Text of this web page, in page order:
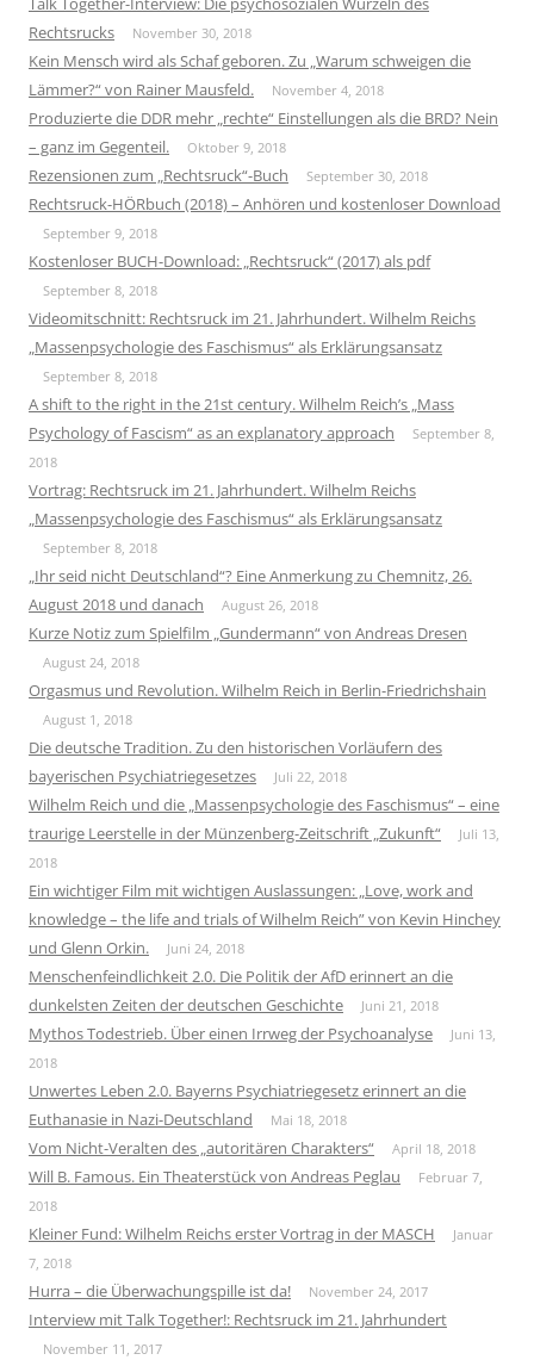
Rechtsrucks
November 30, 2018
Kein Mensch wird als Schaf geboren. Zu „Warum schweigen die
Lämmer?“ von Rainer Mausfeld.
November 4, 2018
Produzierte die DDR mehr „rechte“ Einstellungen als die BRD? Nein
– ganz im Gegenteil.
Oktober 9, 2018
Rezensionen zum „Rechtsruck“-Buch September 30, 2018
Rechtsruck-HÖRbuch (2018) – Anhören und kostenloser Download
September 9, 2018
Kostenloser BUCH-Download: „Rechtsruck“ (2017) als pdf
September 8, 2018
Videomitschnitt: Rechtsruck im 21. Jahrhundert. Wilhelm Reichs
„Massenpsychologie des Faschismus“ als Erklärungsansatz
September 8, 2018
A shift to the right in the 21st century. Wilhelm Reich’s „Mass
Psychology of Fascism“ as an explanatory approach
September 8,
2018
Vortrag: Rechtsruck im 21. Jahrhundert. Wilhelm Reichs
„Massenpsychologie des Faschismus“ als Erklärungsansatz
September 8, 2018
„Ihr seid nicht Deutschland“? Eine Anmerkung zu Chemnitz, 26.
August 2018 und danach
August 26, 2018
Kurze Notiz zum Spielfilm „Gundermann“ von Andreas Dresen
August 24, 2018
Orgasmus und Revolution. Wilhelm Reich in Berlin-Friedrichshain
August 1, 2018
Die deutsche Tradition. Zu den historischen Vorläufern des
bayerischen Psychiatriegesetzes
Juli 22, 2018
Wilhelm Reich und die „Massenpsychologie des Faschismus“ – eine
traurige Leerstelle in der Münzenberg-Zeitschrift „Zukunft“
Juli 13,
2018
Ein wichtiger Film mit wichtigen Auslassungen: „Love, work and
knowledge – the life and trials of Wilhelm Reich” von Kevin Hinchey
und Glenn Orkin.
Juni 24, 2018
Menschenfeindlichkeit 2.0. Die Politik der AfD erinnert an die
dunkelsten Zeiten der deutschen Geschichte
Juni 21, 2018
Mythos Todestrieb. Über einen Irrweg der Psychoanalyse
Juni 13,
2018
Unwertes Leben 2.0. Bayerns Psychiatriegesetz erinnert an die
Euthanasie in Nazi-Deutschland
Mai 18, 2018
Vom Nicht-Veralten des „autoritären Charakters“ April 18, 2018
Will B. Famous. Ein Theaterstück von Andreas Peglau
Februar 7,
2018
Kleiner Fund: Wilhelm Reichs erster Vortrag in der MASCH
Januar
7, 2018
Hurra – die Überwachungspille ist da! November 24, 2017
Interview mit Talk Together!: Rechtsruck im 21. Jahrhundert
November 11, 2017